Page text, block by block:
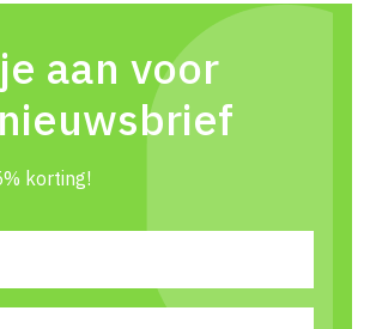
aan voor
korting!